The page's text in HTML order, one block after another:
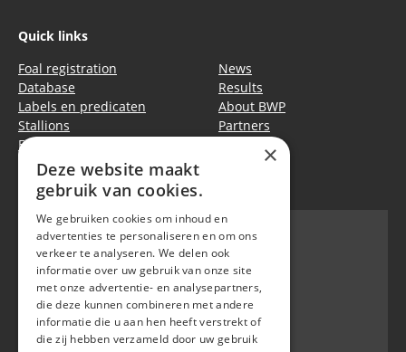
Quick links
Foal registration
Database
Labels en predicaten
Stallions
Events
News
Results
About BWP
Partners
Privacy policy Cookie policy
BWP
Waversebaan 99
B-3050 OUD-HEVERLEE
×
Deze website maakt
gebruik van cookies.
We gebruiken cookies om inhoud en
advertenties te personaliseren en om ons
verkeer te analyseren. We delen ook
informatie over uw gebruik van onze site
met onze advertentie- en analysepartners,
die deze kunnen combineren met andere
informatie die u aan hen heeft verstrekt of
die zij hebben verzameld door uw gebruik